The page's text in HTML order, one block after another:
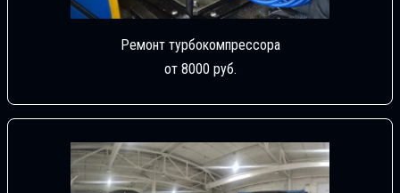
Ремонт турбокомпрессора
от 8000 руб.